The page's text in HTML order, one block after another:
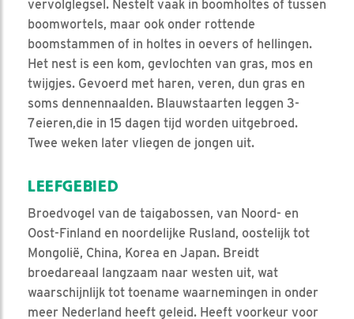
vervolglegsel. Nestelt vaak in boomholtes of tussen
boomwortels, maar ook onder rottende
boomstammen of in holtes in oevers of hellingen.
Het nest is een kom, gevlochten van gras, mos en
twijgjes. Gevoerd met haren, veren, dun gras en
soms dennennaalden. Blauwstaarten leggen 3-
7eieren,die in 15 dagen tijd worden uitgebroed.
Twee weken later vliegen de jongen uit.
LEEFGEBIED
Broedvogel van de taigabossen, van Noord- en
Oost-Finland en noordelijke Rusland, oostelijk tot
Mongolië, China, Korea en Japan. Breidt
broedareaal langzaam naar westen uit, wat
waarschijnlijk tot toename waarnemingen in onder
meer Nederland heeft geleid. Heeft voorkeur voor